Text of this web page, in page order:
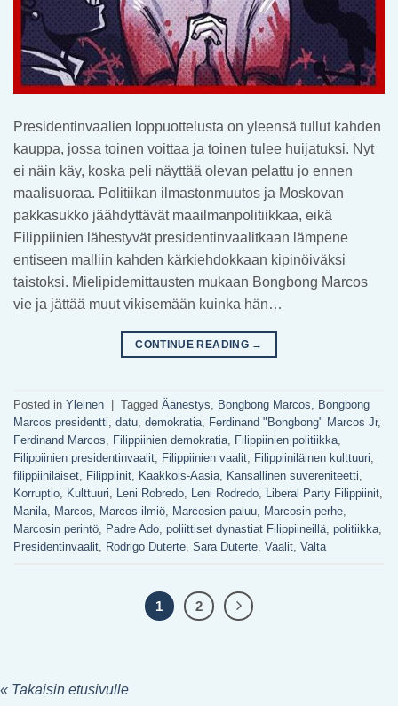
Presidentinvaalien loppuottelusta on yleensä tullut kahden
kauppa, jossa toinen voittaa ja toinen tulee huijatuksi. Nyt
ei näin käy, koska peli näyttää olevan pelattu jo ennen
maalisuoraa. Politiikan ilmastonmuutos ja Moskovan
pakkasukko jäähdyttävät maailmanpolitiikkaa, eikä
Filippiinien lähestyvät presidentinvaalitkaan lämpene
entiseen malliin kahden kärkiehdokkaan kipinöiväksi
taistoksi. Mielipidemittausten mukaan Bongbong Marcos
vie ja jättää muut vikisemään kuinka hän…
CONTINUE READING →
Posted in Yleinen Tagged Äänestys Bongbong Marcos
Bongbong
Marcos presidentti datu demokratia Ferdinand "Bongbong" Marcos Jr,
Ferdinand Marcos
Filippiinien demokratia Filippiinien politiikka
Filippiinien presidentinvaalit
Filippiinien vaalit Filippiiniläinen kulttuuri
filippiiniläiset
Filippiinit Kaakkois-Aasia Kansallinen suvereniteetti
Korruptio
Kulttuuri Leni Robredo Leni Rodredo Liberal Party Filippiinit
Manila
Marcos Marcos-ilmiö Marcosien paluu Marcosin perhe
Marcosin perintö
Padre Ado poliittiset dynastiat Filippiineillä politiikka
Presidentinvaalit
Rodrigo Duterte Sara Duterte Vaalit Valta
1 2
« Takaisin etusivulle